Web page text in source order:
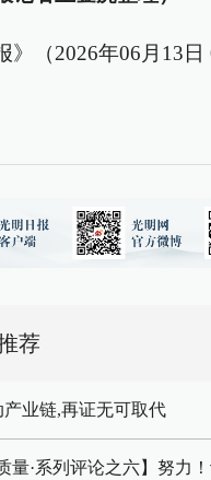
》（2026年06月13日
荐
业链,再证无可取代
量·系列评论之六】努力